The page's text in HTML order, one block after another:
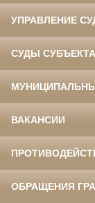
УПРАВЛЕНИЕ
СУДЫ
ВАКАНСИИ
ОБРАЩЕНИЯ